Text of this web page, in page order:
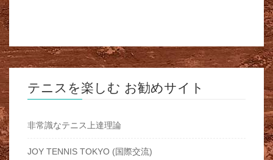
テニスを楽しむ お勧めサイト
非常識なテニス上達理論
JOY TENNIS TOKYO (国際交流)